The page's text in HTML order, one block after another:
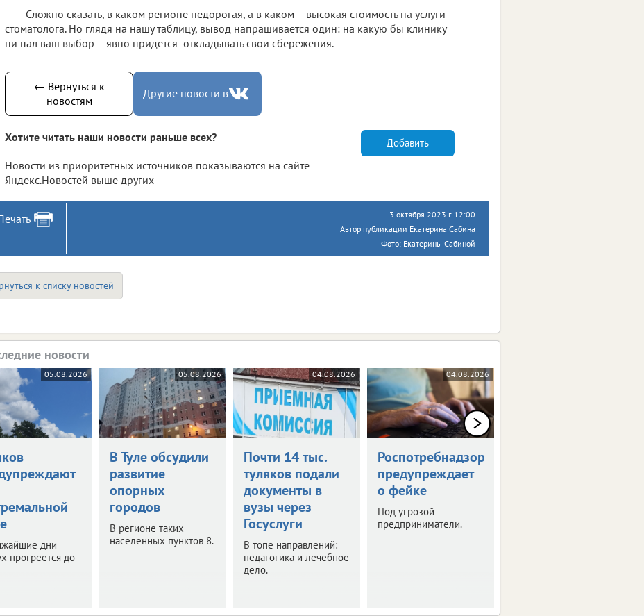
Сложно сказать, в каком регионе недорогая, а в каком – высокая стоимость на услуги
стоматолога. Но глядя на нашу таблицу, вывод напрашивается один: на какую бы клинику
ни пал ваш выбор – явно придется откладывать свои сбережения.
← Вернуться к
новостям
Другие новости в
Хотите читать наши новости раньше всех?
Новости из приоритетных источников показываются на сайте
Яндекс.Новостей выше других
Добавить
3 октября 2023 г. 12:00
Автор публикации Екатерина Сабина
Фото: Екатерины Сабиной
к списку новостей
новости
05.08.2026
дни
прогреется до
05.08.2026
В Туле обсудили
развитие
опорных
городов
В регионе таких
населенных пунктов 8.
04.08.2026
Почти 14 тыс.
туляков подали
документы в
вузы через
Госуслуги
В топе направлений:
педагогика и лечебное
дело.
04.08.2026
Роспотребнадзор
предупреждает
о фейке
Под угрозой
предприниматели.